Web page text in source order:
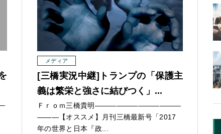
メディア
[三橋実況中継]トランプの「保護主
義は繁栄と強さに結びつく」...
Ｆｒｏｍ三橋貴明————————————
———【オススメ】月刊三橋最新号「2017
年の世界と日本『政...